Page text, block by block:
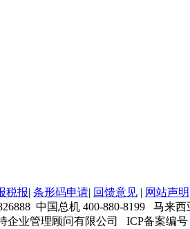
税报| 条形码申请| 回馈意见 | 网站声明
中国总机 400-880-8199 马来
企业管理顾问有限公司 ICP备案编号